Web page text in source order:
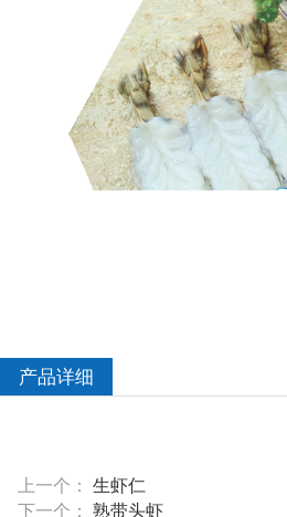
产品详细
上一个： 生虾仁
下一个： 熟带头虾